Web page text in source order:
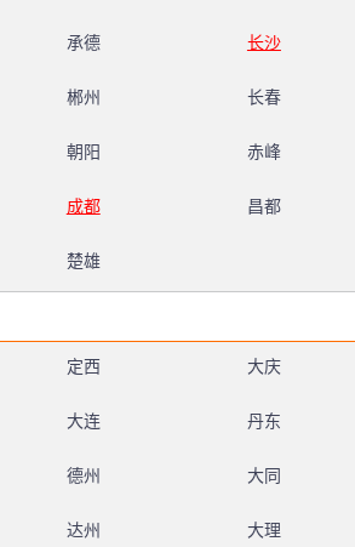
承德 长沙
郴州 长春
朝阳 赤峰
成都 昌都
楚雄
定西 大庆
大连 丹东
德州 大同
达州 大理